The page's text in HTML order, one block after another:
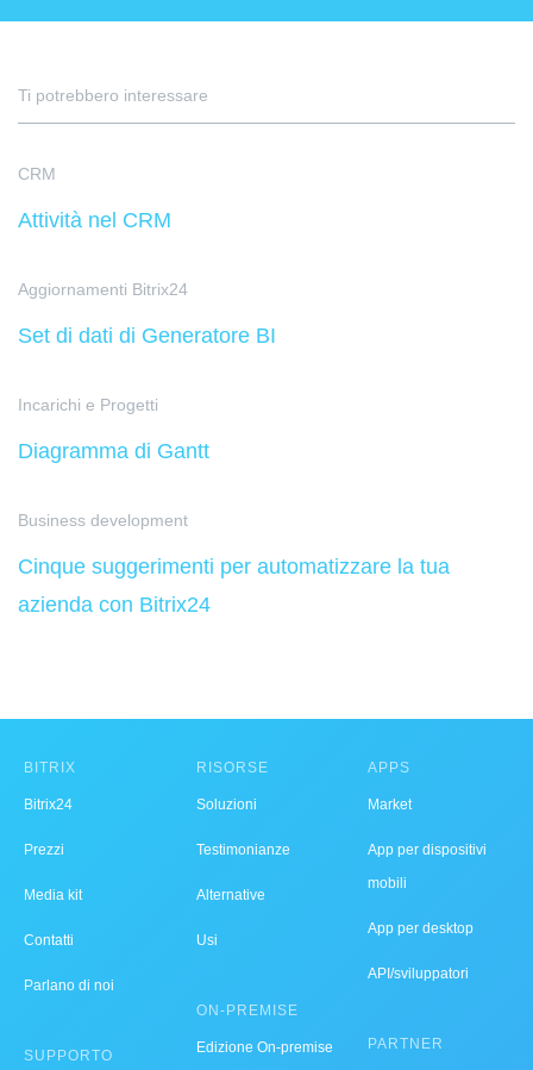
Ti potrebbero interessare
CRM
Attività nel CRM
Aggiornamenti Bitrix24
Set di dati di Generatore BI
Incarichi e Progetti
Diagramma di Gantt
Business development
Cinque suggerimenti per automatizzare la tua
azienda con Bitrix24
BITRIX
Bitrix24
Prezzi
Media kit
Contatti
Parlano di noi
SUPPORTO
RISORSE
Soluzioni
Testimonianze
Alternative
Usi
ON-PREMISE
Edizione On-premise
APPS
Market
App per dispositivi
mobili
App per desktop
API/sviluppatori
PARTNER